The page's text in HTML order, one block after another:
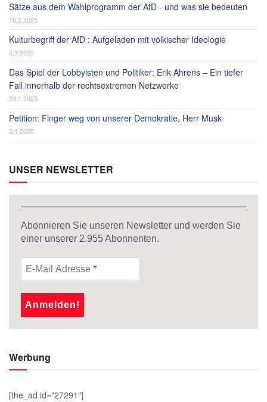
Sätze aus dem Wahlprogramm der AfD - und was sie bedeuten
18.2.2025
Kulturbegriff der AfD : Aufgeladen mit völkischer Ideologie
5.2.2025
Das Spiel der Lobbyisten und Politiker: Erik Ahrens – Ein tiefer
Fall innerhalb der rechtsextremen Netzwerke
23.1.2025
Petition: Finger weg von unserer Demokratie, Herr Musk
3.1.2025
UNSER NEWSLETTER
Abonnieren Sie unseren Newsletter und werden Sie
einer unserer 2.955Abonnenten.
Werbung
[the_ad id="27291"]